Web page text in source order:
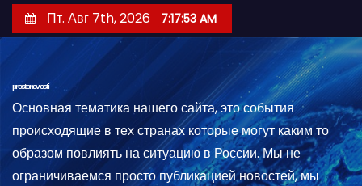
е
й
Пт. Авг 7th, 2026 7:17:53 AM
prostonovosti
Основная тематика нашего сайта, это события
происходящие в тех странах которые могут каким то
образом повлиять на ситуацию в России. Мы не
ограничиваемся просто публикацией новостей, мы